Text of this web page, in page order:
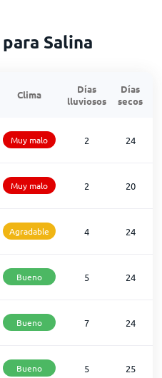
Salina
Clima
Días
lluviosos
Días
secos
Muy malo 2 24
Muy malo 2 20
Agradable 4 24
Bueno 5 24
Bueno 7 24
Bueno 5 25